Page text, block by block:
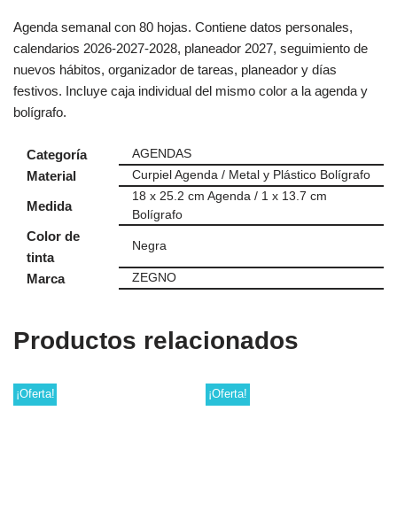
Agenda semanal con 80 hojas. Contiene datos personales,
calendarios 2026-2027-2028, planeador 2027, seguimiento de
nuevos hábitos, organizador de tareas, planeador y días
festivos. Incluye caja individual del mismo color a la agenda y
bolígrafo.
Categoría AGENDAS
Material Curpiel Agenda / Metal y Plástico Bolígrafo
Medida
18 x 25.2 cm Agenda / 1 x 13.7 cm
Bolígrafo
Color de
tinta
Negra
Marca ZEGNO
Productos relacionados
¡Oferta! ¡Oferta!